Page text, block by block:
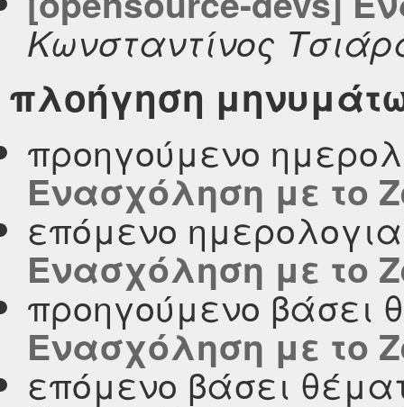
Κωνσταντίνος
πλοήγηση
προηγούμενο
Ενασχόληση με το
επόμενο
Ενασχόληση με το
προηγούμενο βάσει
Ενασχόληση με το
επόμενο βάσει